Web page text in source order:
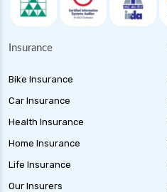
Insurance
Bike Insurance
Car Insurance
Health Insurance
Home Insurance
Life Insurance
Our Insurers